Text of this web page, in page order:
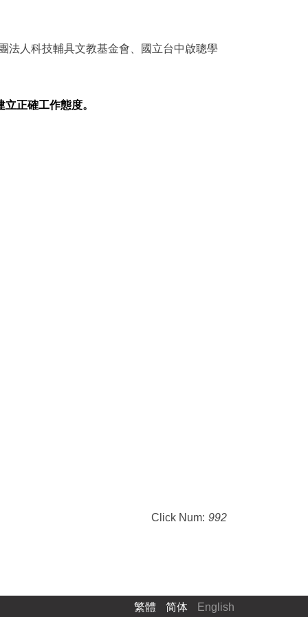
法人科技輔具文教基金會、國立台中啟聰學
正確工作態度。
Click Num: 992
繁體 简体 English